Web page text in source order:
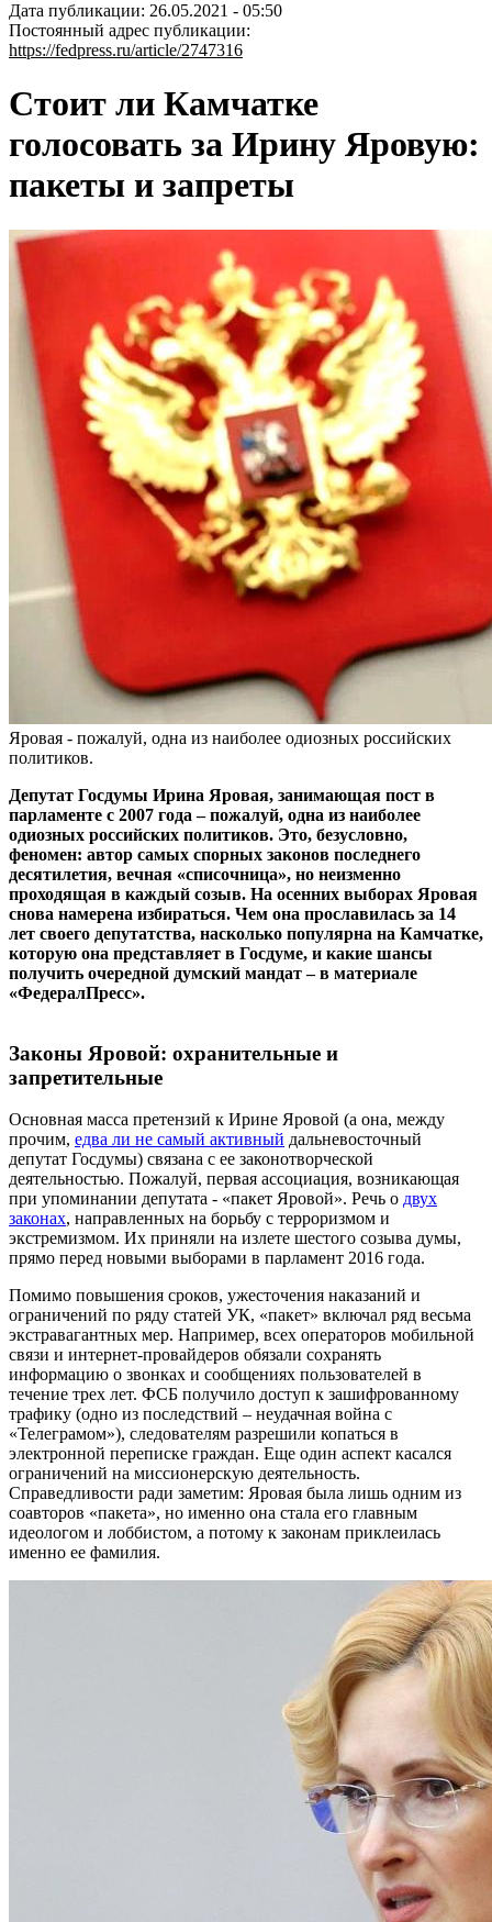
Дата публикации: 26.05.2021 - 05:50
Постоянный адрес публикации:
https://fedpress.ru/article/2747316
Стоит ли Камчатке
голосовать за Ирину Яровую:
пакеты и запреты
Яровая - пожалуй, одна из наиболее одиозных российских
политиков.
Депутат Госдумы Ирина Яровая, занимающая пост в
парламенте с 2007 года – пожалуй, одна из наиболее
одиозных российских политиков. Это, безусловно,
феномен: автор самых спорных законов последнего
десятилетия, вечная «списочница», но неизменно
проходящая в каждый созыв. На осенних выборах Яровая
снова намерена избираться. Чем она прославилась за 14
лет своего депутатства, насколько популярна на Камчатке,
которую она представляет в Госдуме, и какие шансы
получить очередной думский мандат – в материале
«ФедералПресс».
Законы Яровой: охранительные и
запретительные
Основная масса претензий к Ирине Яровой (а она, между
прочим, едва ли не самый активный дальневосточный
депутат Госдумы) связана с ее законотворческой
деятельностью. Пожалуй, первая ассоциация, возникающая
при упоминании депутата - «пакет Яровой». Речь о двух
законах, направленных на борьбу с терроризмом и
экстремизмом. Их приняли на излете шестого созыва думы,
прямо перед новыми выборами в парламент 2016 года.
Помимо повышения сроков, ужесточения наказаний и
ограничений по ряду статей УК, «пакет» включал ряд весьма
экстравагантных мер. Например, всех операторов мобильной
связи и интернет-провайдеров обязали сохранять
информацию о звонках и сообщениях пользователей в
течение трех лет. ФСБ получило доступ к зашифрованному
трафику (одно из последствий – неудачная война с
«Телеграмом»), следователям разрешили копаться в
электронной переписке граждан. Еще один аспект касался
ограничений на миссионерскую деятельность.
Справедливости ради заметим: Яровая была лишь одним из
соавторов «пакета», но именно она стала его главным
идеологом и лоббистом, а потому к законам приклеилась
именно ее фамилия.